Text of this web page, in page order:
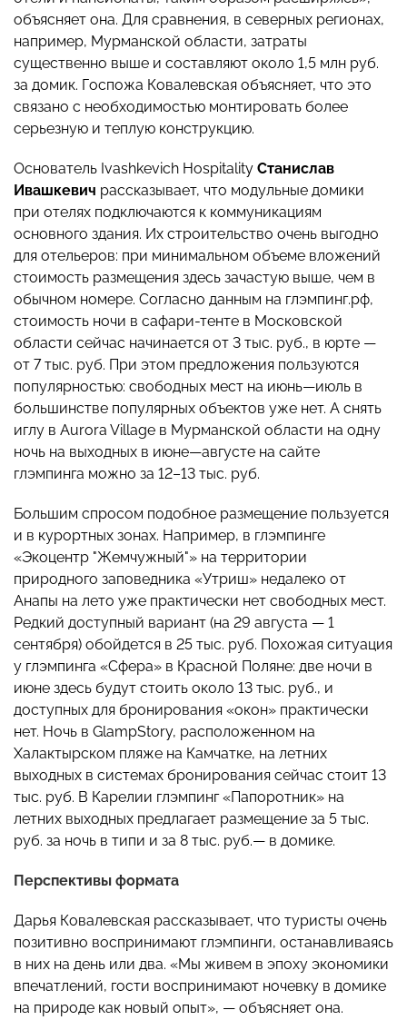
объясняет она. Для сравнения, в северных регионах,
например, Мурманской области, затраты
существенно выше и составляют около 1,5 млн руб.
за домик. Госпожа Ковалевская объясняет, что это
связано с необходимостью монтировать более
серьезную и теплую конструкцию.
Основатель Ivashkevich Hospitality Станислав
Ивашкевич рассказывает, что модульные домики
при отелях подключаются к коммуникациям
основного здания. Их строительство очень выгодно
для отельеров: при минимальном объеме вложений
стоимость размещения здесь зачастую выше, чем в
обычном номере. Согласно данным на глэмпинг.рф,
стоимость ночи в сафари-тенте в Московской
области сейчас начинается от 3 тыс. руб., в юрте —
от 7 тыс. руб. При этом предложения пользуются
популярностью: свободных мест на июнь—июль в
большинстве популярных объектов уже нет. А снять
иглу в Aurora Village в Мурманской области на одну
ночь на выходных в июне—августе на сайте
глэмпинга можно за 12–13 тыс. руб.
Большим спросом подобное размещение пользуется
и в курортных зонах. Например, в глэмпинге
«Экоцентр "Жемчужный"» на территории
природного заповедника «Утриш» недалеко от
Анапы на лето уже практически нет свободных мест.
Редкий доступный вариант (на 29 августа — 1
сентября) обойдется в 25 тыс. руб. Похожая ситуация
у глэмпинга «Сфера» в Красной Поляне: две ночи в
июне здесь будут стоить около 13 тыс. руб., и
доступных для бронирования «окон» практически
нет. Ночь в GlampStory, расположенном на
Халактырском пляже на Камчатке, на летних
выходных в системах бронирования сейчас стоит 13
тыс. руб. В Карелии глэмпинг «Папоротник» на
летних выходных предлагает размещение за 5 тыс.
руб. за ночь в типи и за 8 тыс. руб.— в домике.
Перспективы формата
Дарья Ковалевская рассказывает, что туристы очень
позитивно воспринимают глэмпинги, останавливаясь
в них на день или два. «Мы живем в эпоху экономики
впечатлений, гости воспринимают ночевку в домике
на природе как новый опыт», — объясняет она.